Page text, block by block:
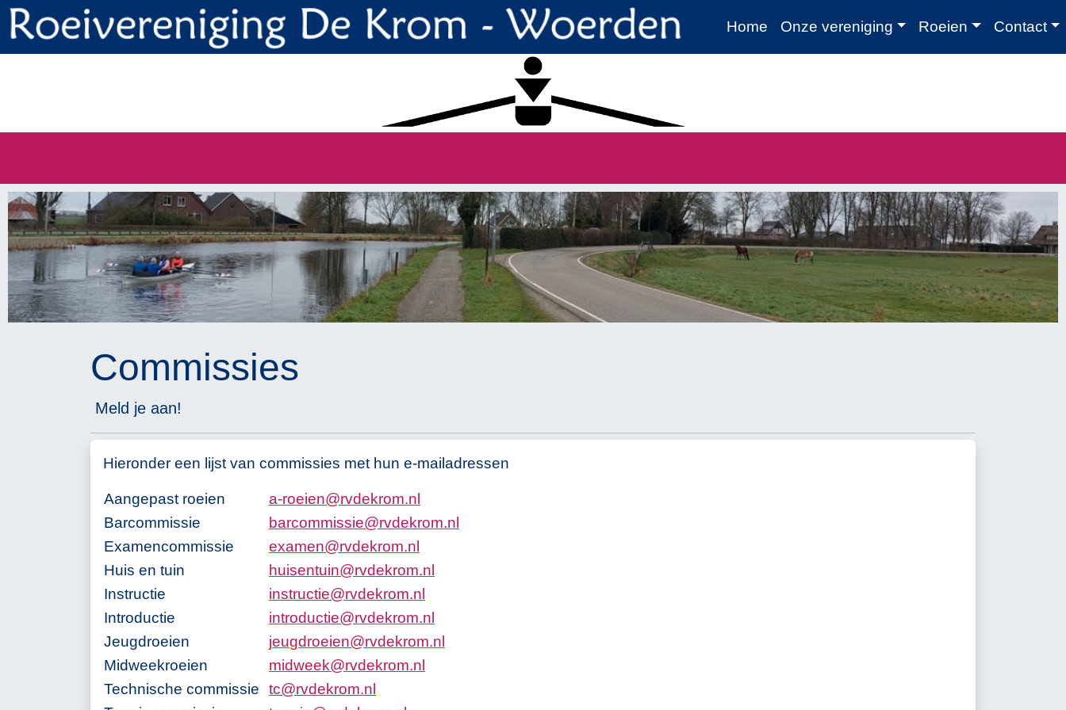
Home Onze vereniging Roeien Contact
Commissies
Meld je aan!
Hieronder een lijst van commissies met hun e-mailadressen
Aangepast roeien a-roeien@rvdekrom.n
Barcommissie
barcommissie@rvdekrom.n
Examencommissie
examen@rvdekrom.n
Huis en tuin
huisentuin@rvdekrom.n
Instructie
instructie@rvdekrom.n
Introductie
introductie@rvdekrom.n
Jeugdroeien
jeugdroeien@rvdekrom.n
Midweekroeien
midweek@rvdekrom.n
Technische commissie tc@rvdekrom.n